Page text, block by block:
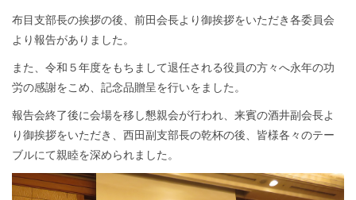
布目支部長の挨拶の後、前田会長より御挨拶をいただき各委員会
より報告がありました。
また、令和５年度をもちまして退任される役員の方々へ永年の功
労の感謝をこめ、記念品贈呈を行いをました。
報告会終了後に会場を移し懇親会が行われ、来賓の酒井副会長よ
り御挨拶をいただき、西田副支部長の乾杯の後、皆様各々のテー
ブルにて親睦を深められました。